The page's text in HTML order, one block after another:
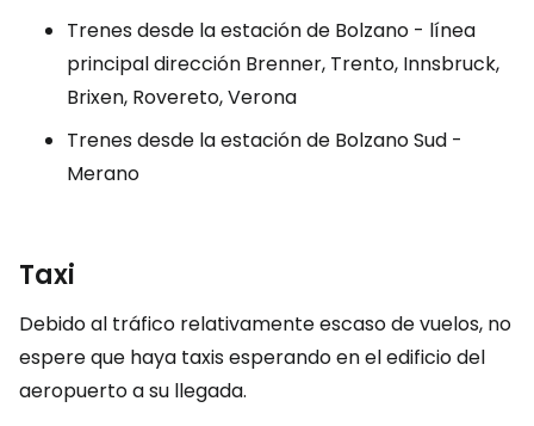
Trenes desde la estación de Bolzano - línea
principal dirección Brenner, Trento, Innsbruck,
Brixen, Rovereto, Verona
Trenes desde la estación de Bolzano Sud -
Merano
Taxi
Debido al tráfico relativamente escaso de vuelos, no
espere que haya taxis esperando en el edificio del
aeropuerto a su llegada.